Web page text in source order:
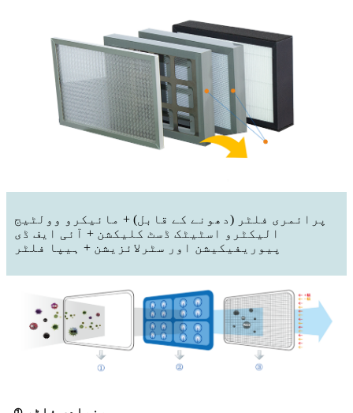
پرائمری فلٹر (دھونے کے قابل) + مائیکرو وولٹیج
الیکٹرو اسٹیٹک ڈسٹ کلیکشن + آئی ایف ڈی
پیوریفیکیشن اور سٹرلائزیشن + ہیپا فلٹر